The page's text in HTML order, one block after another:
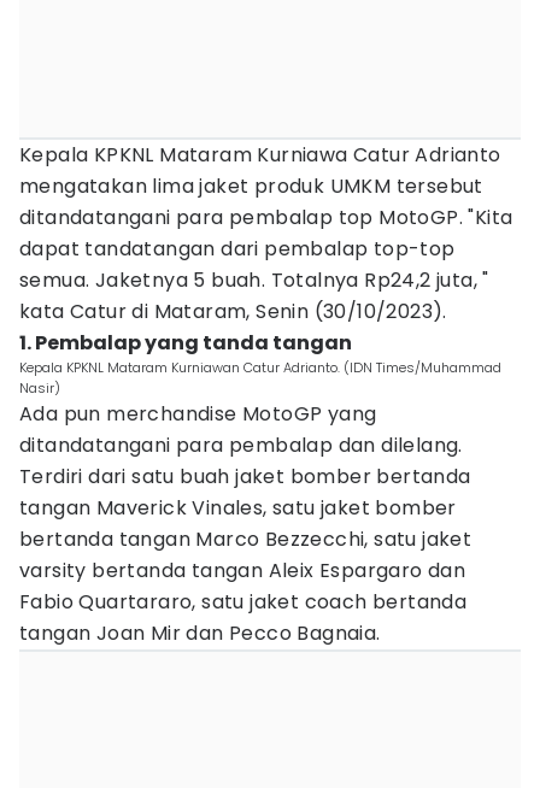
Kepala KPKNL Mataram Kurniawa Catur Adrianto
mengatakan lima jaket produk UMKM tersebut
ditandatangani para pembalap top MotoGP. "Kita
dapat tandatangan dari pembalap top-top
semua. Jaketnya 5 buah. Totalnya Rp24,2 juta, "
kata Catur di Mataram, Senin (30/10/2023).
1. Pembalap yang tanda tangan
Kepala KPKNL Mataram Kurniawan Catur Adrianto. (IDN Times/Muhammad
Nasir)
Ada pun merchandise MotoGP yang
ditandatangani para pembalap dan dilelang.
Terdiri dari satu buah jaket bomber bertanda
tangan Maverick Vinales, satu jaket bomber
bertanda tangan Marco Bezzecchi, satu jaket
varsity bertanda tangan Aleix Espargaro dan
Fabio Quartararo, satu jaket coach bertanda
tangan Joan Mir dan Pecco Bagnaia.